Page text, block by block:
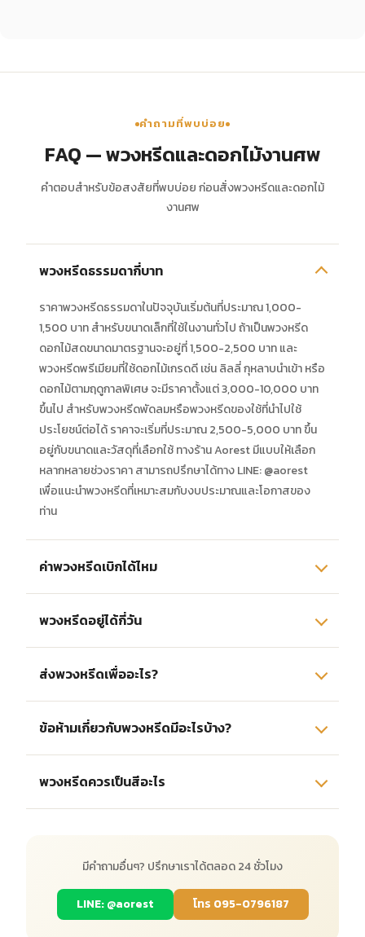
คำถามที่พบบ่อย
FAQ — พวงหรีดและดอกไม้งานศพ
คำตอบสำหรับข้อสงสัยที่พบบ่อย ก่อนสั่งพวงหรีดและดอกไม้
งานศพ
พวงหรีดธรรมดากี่บาท
ราคาพวงหรีดธรรมดาในปัจจุบันเริ่มต้นที่ประมาณ 1,000-
1,500 บาท สำหรับขนาดเล็กที่ใช้ในงานทั่วไป ถ้าเป็นพวงหรีด
ดอกไม้สดขนาดมาตรฐานจะอยู่ที่ 1,500-2,500 บาท และ
พวงหรีดพรีเมียมที่ใช้ดอกไม้เกรดดี เช่น ลิลลี่ กุหลาบนำเข้า หรือ
ดอกไม้ตามฤดูกาลพิเศษ จะมีราคาตั้งแต่ 3,000-10,000 บาท
ขึ้นไป สำหรับพวงหรีดพัดลมหรือพวงหรีดของใช้ที่นำไปใช้
ประโยชน์ต่อได้ ราคาจะเริ่มที่ประมาณ 2,500-5,000 บาท ขึ้น
อยู่กับขนาดและวัสดุที่เลือกใช้ ทางร้าน Aorest มีแบบให้เลือก
หลากหลายช่วงราคา สามารถปรึกษาได้ทาง LINE: @aorest
เพื่อแนะนำพวงหรีดที่เหมาะสมกับงบประมาณและโอกาสของ
ท่าน
ค่าพวงหรีดเบิกได้ไหม
พวงหรีดอยู่ได้กี่วัน
ส่งพวงหรีดเพื่ออะไร?
ข้อห้ามเกี่ยวกับพวงหรีดมีอะไรบ้าง?
พวงหรีดควรเป็นสีอะไร
มีคำถามอื่นๆ? ปรึกษาเราได้ตลอด 24 ชั่วโมง
LINE: @aorest โทร 095-0796187